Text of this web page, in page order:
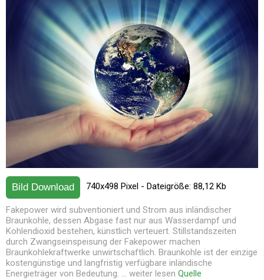
Bild Download 740x498 Pixel - Dateigröße: 88,12 Kb
Fakepower wird subventioniert und Strom aus inländischer
Braunkohle, dessen Abgase fast nur aus Wasserdampf und
Kohlendioxid bestehen, künstlich verteuert. Stillstandszeiten
durch Zwangseinspeisung der Fakepower machen
Braunkohlekraftwerke unwirtschaftlich. Braunkohle ist der einzige
kostengünstige und langfristig verfügbare inländische
Energieträger von Bedeutung. ... weiter lesen Quelle